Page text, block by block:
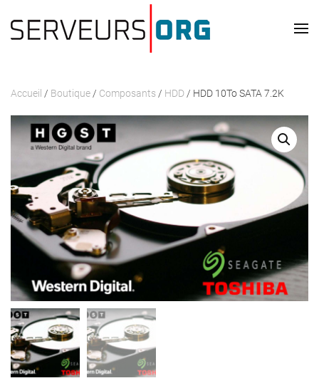
Passer au contenu principal
Accueil / Boutique / Composants / HDD / HDD 10To SATA 7.2K